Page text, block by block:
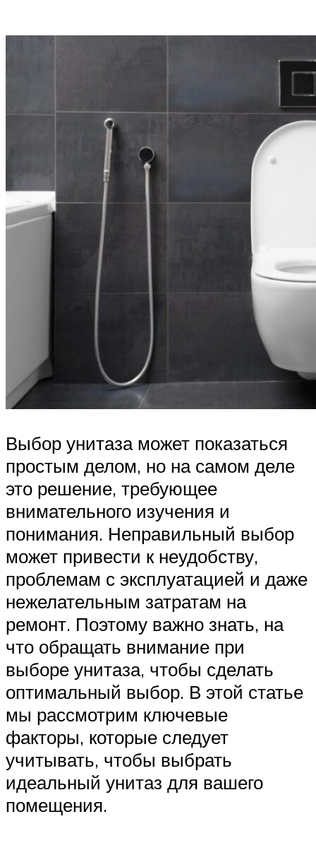
Выбор унитаза может показаться
простым делом, но на самом деле
это решение, требующее
внимательного изучения и
понимания. Неправильный выбор
может привести к неудобству,
проблемам с эксплуатацией и даже
нежелательным затратам на
ремонт. Поэтому важно знать, на
что обращать внимание при
выборе унитаза, чтобы сделать
оптимальный выбор. В этой статье
мы рассмотрим ключевые
факторы, которые следует
учитывать, чтобы выбрать
идеальный унитаз для вашего
помещения.